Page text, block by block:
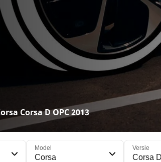
Corsa D OPC 2013
Model
Corsa
Versie
Corsa